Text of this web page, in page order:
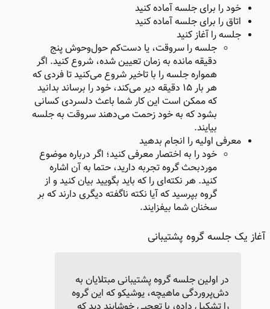
خود را برای جلسه آماده کنید
اتاق را برای جلسه آماده کنید
جلسه را آغاز کنید​
جلسه را سروقت، یا دست‌کم حول‌وحوش پنج
دقیقه مانده به زمان تعیین شده، شروع کنید. اگر
همواره جلسه را با تاخیر شروع می‌کنید تا فردی که
هر بار ۱۵ دقیقه دیر می‌کند، خود را برساند بدانید
که ممکن است این کار شما باعث دلسردی کسانی
بشود که به خود زحمت می‌دهند سروقت به جلسه
بیایند.
معرفی اولیه را انجام بدهید ​
خود را به اختصار معرفی کنید؛ اگر درباره موضوع
موردبحث گروه تجربه دارید، حتما به آن اشاره
کنید. هر نکته‌‌ای را که باید بگویید بیان کنید و از
گروه بپرسید که آیا نکته ناگفته دیگری دارند که بر
سخنان شما بیفزایند.
آغاز یک جلسه گروه پشتیبانی
در اولین جلسه گروه پشتیبانی مبتلایان به
دش‌پروردگی ماهیچه، یوشیکو که این گروه